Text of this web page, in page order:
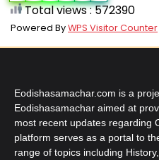
Total views : 572390
Powered ByWPS Visitor Counter
Eodishasamachar.com is a
Eodishasamachar aimed at
most recent updates regarding
platform serves as a portal to
range of topics including